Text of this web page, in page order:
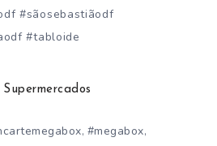
#sãosebastiãodf
#tabloide
Supermercados
, #megabox,